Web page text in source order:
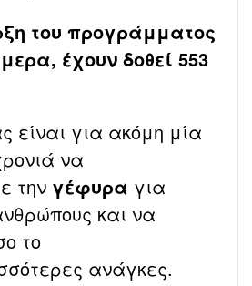
του προγράμματος
έχουν δοθεί 553
είναι για ακόμη μία
να
την γέφυρα για
και να
το
ανάγκες.